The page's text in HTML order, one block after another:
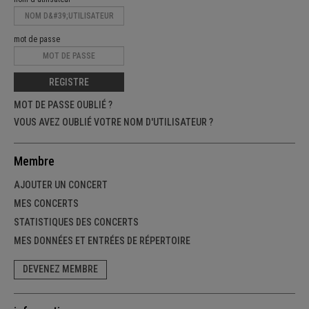
mot de passe
REGISTRE
MOT DE PASSE OUBLIÉ ?
VOUS AVEZ OUBLIÉ VOTRE NOM D'UTILISATEUR ?
Membre
AJOUTER UN CONCERT
MES CONCERTS
STATISTIQUES DES CONCERTS
MES DONNÉES ET ENTRÉES DE RÉPERTOIRE
DEVENEZ MEMBRE